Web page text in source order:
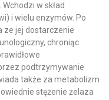
w skład
i wielu enzymów. Po
ze jej dostarczenie
chroniąc
podtrzymywanie
także za metabolizm
stężenie żelaza